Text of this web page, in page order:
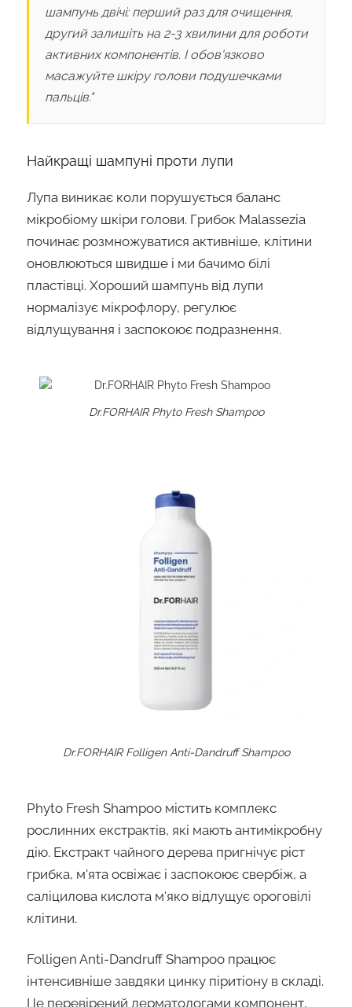
шампунь двічі: перший раз для очищення,
другий залишіть на 2-3 хвилини для роботи
активних компонентів. І обов'язково
масажуйте шкіру голови подушечками
пальців."
Найкращі шампуні проти лупи
Лупа виникає коли порушується баланс
мікробіому шкіри голови. Грибок Malassezia
починає розмножуватися активніше, клітини
оновлюються швидше і ми бачимо білі
пластівці. Хороший шампунь від лупи
нормалізує мікрофлору, регулює
відлущування і заспокоює подразнення.
Dr.FORHAIR Phyto Fresh Shampoo
Dr.FORHAIR Folligen Anti-Dandruff Shampoo
Phyto Fresh Shampoo містить комплекс
рослинних екстрактів, які мають антимікробну
дію. Екстракт чайного дерева пригнічує ріст
грибка, м'ята освіжає і заспокоює свербіж, а
саліцилова кислота м'яко відлущує ороговілі
клітини.
Folligen Anti-Dandruff Shampoo працює
інтенсивніше завдяки цинку піритіону в складі.
Це перевірений дерматологами компонент,